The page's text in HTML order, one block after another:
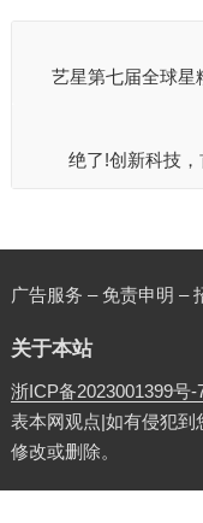
艺星第七届全球星
绝了!创新科技
广告服务 – 免责申明 –
关于本站
浙ICP备2023001399号-
表本网观点|如有侵犯
修改或删除。